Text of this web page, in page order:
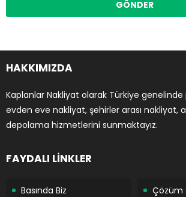
HAKKIMIZDA
Kaplanlar Nakliyat olarak Türkiye
evden eve nakliyat, şehirler arası nakliyat,
depolama hizmetlerini sunmaktayız.
FAYDALI LİNKLER
Basında Biz Çözüm